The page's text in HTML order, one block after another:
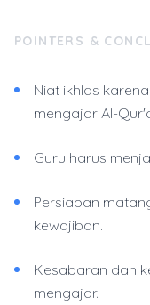
POINTERS &
Niat ikhlas
mengajar Al-
Guru harus
Persiapan
kewajiban.
Kesabaran dan
mengajar.